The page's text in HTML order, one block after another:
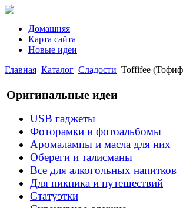
Домашняя
Карта сайта
Новые идеи
Главная Каталог Сладости Toffifee
Оригинальные идеи
USB гаджеты
Фоторамки и фотоальбомы
Аромалампы и масла для них
Обереги и талисманы
Все для алкогольных напитков
Для пикника и путешествий
Статуэтки